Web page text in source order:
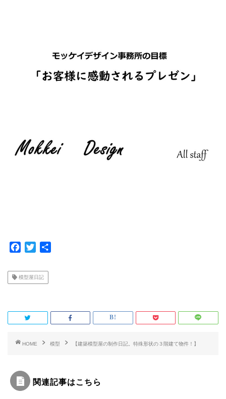
c
e
o
k
i
t
r
模型屋日記
HOME 模型 【建築模型屋の制作日記。特殊形状の３階建て物件！】
関連記事はこちら